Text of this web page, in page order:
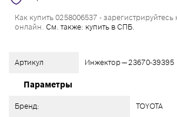
Артикул Инжектор — 23670-39395
Параметры
Бренд: TOYOTA
Как купить 0258006537 -
онлайн. См. также: купить в СПБ.